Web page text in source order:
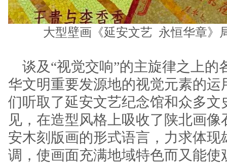
大型壁画《延安文艺 永恒华章》
谈及“视觉交响”的主旋律之上的
华文明重要发源地的视觉元素的运
们听取了延安文艺纪念馆和众多文
见，在造型风格上吸收了陕北画
安木刻版画的形式语言，力求体现
调，使画面充满地域特色而又能使